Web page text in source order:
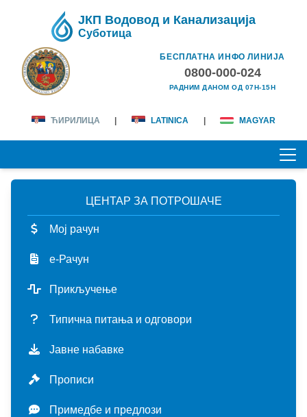
ЈКП Водовод и Канализација
Суботица
БЕСПЛАТНА ИНФО ЛИНИЈА
0800-000-024
РАДНИМ ДАНОМ ОД 07H-15H
ЋИРИЛИЦА LATINICA MAGYAR
ПОЧЕТНА
О НАМА
лична карта
КОРИСНИЦИ
ценовник услуга
ДЕЛАТНОСТИ
водоснабдевање
отпадне воде
УПРАВЉАЊЕ
инвестиције
финансије
СТАНДАРДИ
интегрисани менаџмент систем (имс)
ЦЕНТАР ЗА ПОТРОШАЧЕ
Мој рачун
е-Рачун
Прикључење
Типична питања и одговори
Јавне набавке
Прописи
Примедбе и предлози